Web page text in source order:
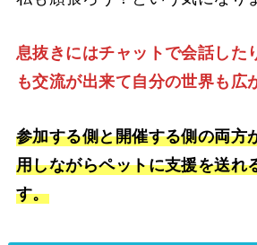
息抜きにはチャットで会話した
も交流が出来て自分の世界も広
参加する側と開催する側の両方
用しながらペットに支援を送れ
す。